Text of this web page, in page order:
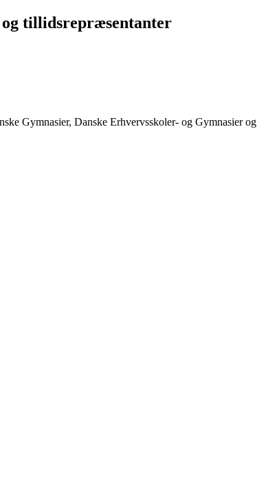
og tillidsrepræsentanter
Gymnasier, Danske Erhvervsskoler- og Gymnasier og